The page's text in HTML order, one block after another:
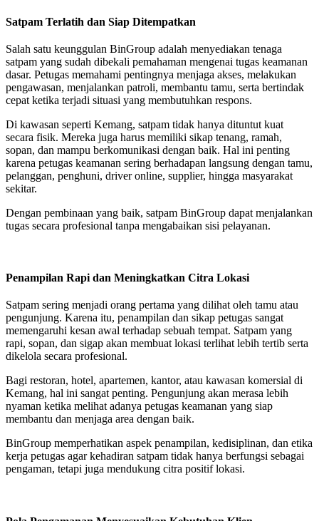
Satpam Terlatih dan Siap Ditempatkan
Salah satu keunggulan BinGroup adalah menyediakan tenaga
satpam yang sudah dibekali pemahaman mengenai tugas keamanan
dasar. Petugas memahami pentingnya menjaga akses, melakukan
pengawasan, menjalankan patroli, membantu tamu, serta bertindak
cepat ketika terjadi situasi yang membutuhkan respons.
Di kawasan seperti Kemang, satpam tidak hanya dituntut kuat
secara fisik. Mereka juga harus memiliki sikap tenang, ramah,
sopan, dan mampu berkomunikasi dengan baik. Hal ini penting
karena petugas keamanan sering berhadapan langsung dengan tamu,
pelanggan, penghuni, driver online, supplier, hingga masyarakat
sekitar.
Dengan pembinaan yang baik, satpam BinGroup dapat menjalankan
tugas secara profesional tanpa mengabaikan sisi pelayanan.
Penampilan Rapi dan Meningkatkan Citra Lokasi
Satpam sering menjadi orang pertama yang dilihat oleh tamu atau
pengunjung. Karena itu, penampilan dan sikap petugas sangat
memengaruhi kesan awal terhadap sebuah tempat. Satpam yang
rapi, sopan, dan sigap akan membuat lokasi terlihat lebih tertib serta
dikelola secara profesional.
Bagi restoran, hotel, apartemen, kantor, atau kawasan komersial di
Kemang, hal ini sangat penting. Pengunjung akan merasa lebih
nyaman ketika melihat adanya petugas keamanan yang siap
membantu dan menjaga area dengan baik.
BinGroup memperhatikan aspek penampilan, kedisiplinan, dan etika
kerja petugas agar kehadiran satpam tidak hanya berfungsi sebagai
pengaman, tetapi juga mendukung citra positif lokasi.